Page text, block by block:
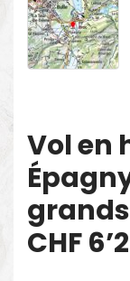
Vol en
grands
CHF